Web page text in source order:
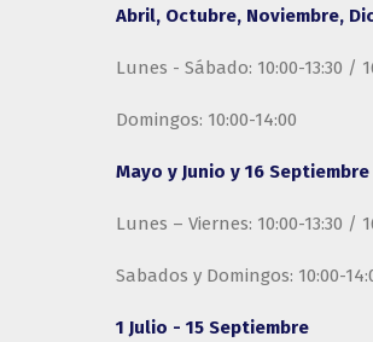
Abril, Octubre, Noviembre,
Lunes - Sábado: 10:00-13:30 /
Domingos: 10:00-14:00
Mayo y Junio y 16
Lunes – Viernes: 10:00-13:30 /
Sabados y Domingos: 10:00-
1 Julio - 15 Septiembre